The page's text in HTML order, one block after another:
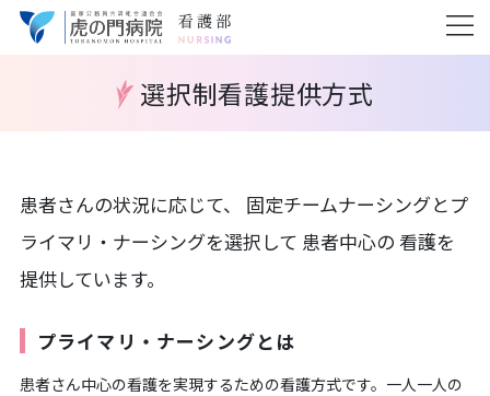
選択制看護提供方式
患者さんの状況に応じて、 固定チームナーシングとプ
ライマリ・ナーシングを選択して 患者中心の 看護を
提供しています。
プライマリ・ナーシングとは
患者さん中心の看護を実現するための看護方式です。一人一人の